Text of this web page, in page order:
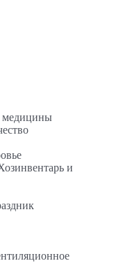
медицины
и